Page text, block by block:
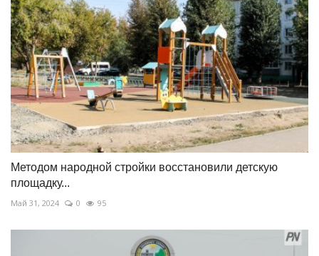
Методом народной стройки восстановили детскую
площадку...
Май 31, 2024 0 95